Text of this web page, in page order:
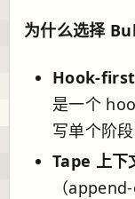
为什么选择
Hook-first
是一个
写单个阶
Tape 上下
（